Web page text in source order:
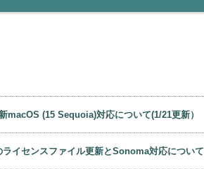
macOS (15 Sequoia)対応について(1/21更新）
ライセンスファイル更新とSonoma対応について